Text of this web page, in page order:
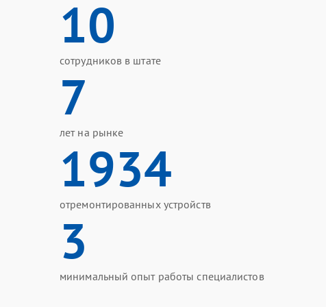
10
сотрудников в штате
7
лет на рынке
1934
отремонтированных устройств
3
минимальный опыт работы специалистов